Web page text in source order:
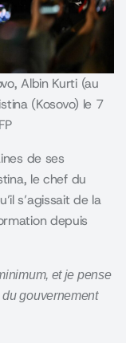
Albin Kurti (au
(Kosovo) le 7
de ses
le chef du
s’agissait de la
depuis
et je pense
gouvernement